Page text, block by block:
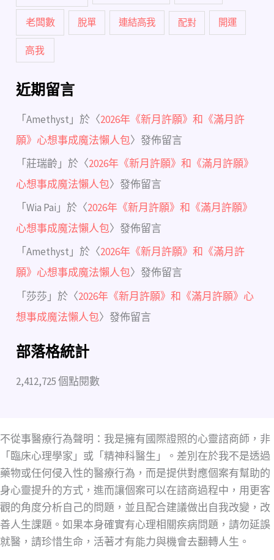
老闆數 脫單 連結高我 配對 開運
高我
近期留言
「Amethyst 」於〈2026年《新月許願》和《滿月許
願》心想事成魔法懶人包〉發佈留言
「莊瑞齡 」於〈2026年《新月許願》和《滿月許願》
心想事成魔法懶人包〉發佈留言
「Wia Pai 」於〈2026年《新月許願》和《滿月許願》
心想事成魔法懶人包〉發佈留言
「Amethyst 」於〈2026年《新月許願》和《滿月許
願》心想事成魔法懶人包〉發佈留言
「 莎莎 」於〈2026年《新月許願》和《滿月許願》心
想事成魔法懶人包〉發佈留言
部落格統計
2,412,725 個點閱數
不從事醫療行為聲明：我是擁有國際證照的心靈諮商師，非
「臨床心理學家」或「精神科醫生」。差別在於我不是透過
藥物或任何侵入性的醫療行為，而是提供對應個案有幫助的
身心靈提升的方式，進而讓個案可以在諮商過程中，用更客
觀的角度分析自己的問題，並且配合建議做出自我改變，改
善人生課題。如果本身確實有心理相關疾病問題，請勿延誤
就醫，請珍惜生命，活著才有能力與機會去翻轉人生。